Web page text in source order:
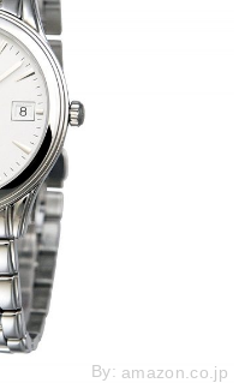
By: amazon.co.jp